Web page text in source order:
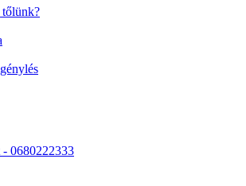
0680222333